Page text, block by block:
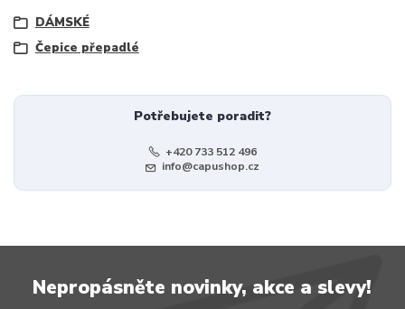
DÁMSKÉ
Čepice přepadlé
Potřebujete poradit?
+420 733 512 496
info@capushop.cz
Nepropásněte novinky, akce a slevy!